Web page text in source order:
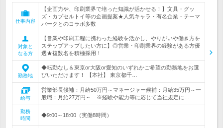
仕事内容
【企画力や、印刷業界で培った知識が活かせる！】文具・グッ
ズ・カプセルトイ等の企画提案★人気キャラ・有名企業・テーマ
パークとのコラボ多数
対象と
なる方
【営業や印刷工程に携わった経験を活かし、やりがいや働き方を
ステップアップしたい方に】◎営業・印刷業界の経験がある方優
遇★複数名を積極採用！
勤務地
◆転勤なし＆東京or大阪or愛知のいずれかご希望の勤務地をお選
びいただけます！ 【本社】 東京都千…
給与
営業部長候補：月給50万円～マネージャー候補：月給35万円～一
般職：月給27万円～ ※経験や能力等に応じて当社規定に…
勤務
時間
◆9:00～18:00（実働8時間）